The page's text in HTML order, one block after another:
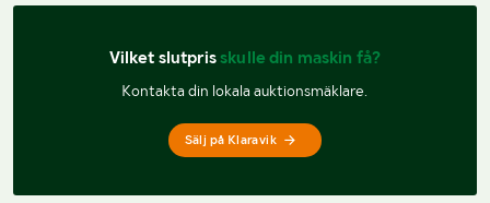
Vilket slutpris skulle din maskin få?
Kontakta din lokala auktionsmäklare.
Sälj på Klaravik